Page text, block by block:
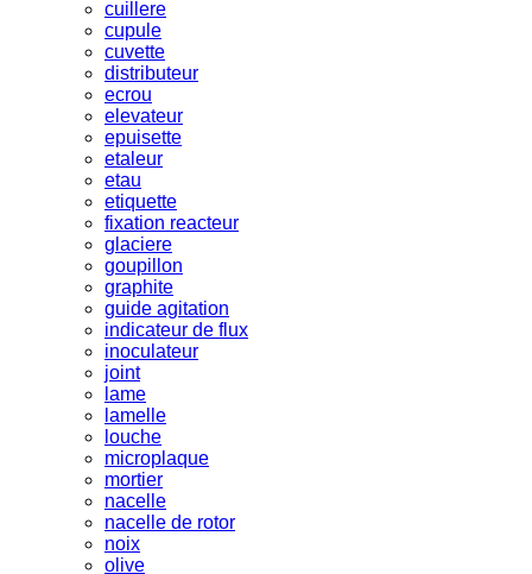
cuillere
cupule
cuvette
distributeur
ecrou
elevateur
epuisette
etaleur
etau
etiquette
fixation reacteur
glaciere
goupillon
graphite
guide agitation
indicateur de flux
inoculateur
joint
lame
lamelle
louche
microplaque
mortier
nacelle
nacelle de rotor
noix
olive